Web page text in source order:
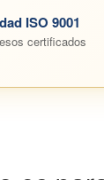
ISO 9001
certificados